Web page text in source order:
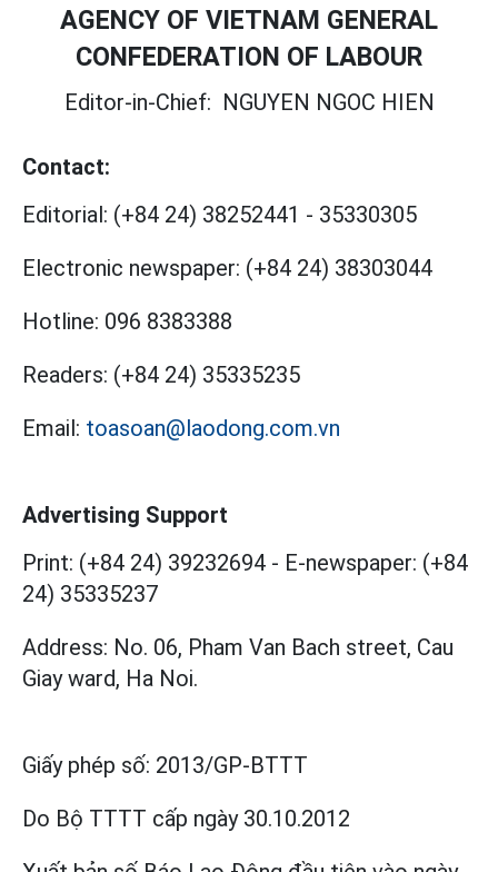
AGENCY OF VIETNAM GENERAL
CONFEDERATION OF LABOUR
Editor-in-Chief: NGUYEN NGOC HIEN
Contact:
Editorial: (+84 24) 38252441 - 35330305
Electronic newspaper: (+84 24) 38303044
Hotline: 096 8383388
Readers: (+84 24) 35335235
Email: toasoan@laodong.com.vn
Advertising Support
Print: (+84 24) 39232694 - E-newspaper: (+84
24) 35335237
Address: No. 06, Pham Van Bach street, Cau
Giay ward, Ha Noi.
Giấy phép số: 2013/GP-BTTT
Do Bộ TTTT cấp ngày 30.10.2012